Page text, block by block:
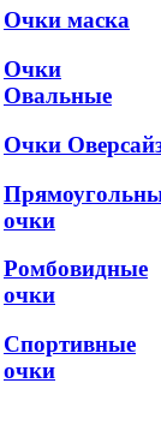
Очки маска
Очки
Овальные
Очки
очки
Ромбовидные
очки
Спортивные
очки